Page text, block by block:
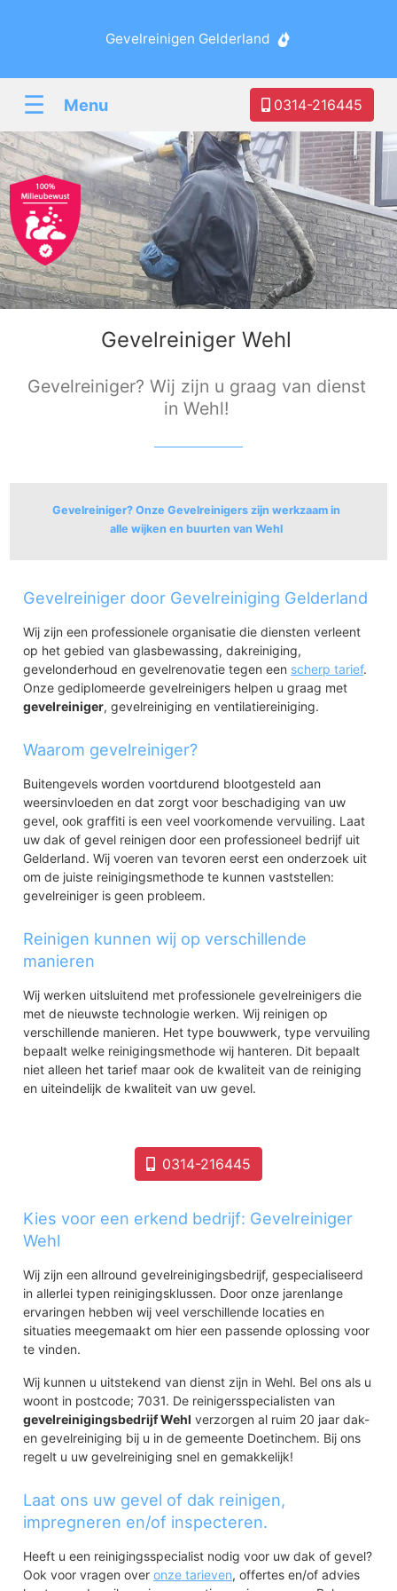
Gevelreinigen Gelderland
☰ Menu 0314-216445
Gevelreiniger Wehl
Gevelreiniger? Wij zijn u graag van dienst
in Wehl!
Gevelreiniger? Onze Gevelreinigers zijn werkzaam in
alle wijken en buurten van Wehl
Wehl-Centrum
Wehl-Zuidwest
Wehl-Zuidoost
Wehl-Oost
Wehl-Noordoost
Wehl-Noord
Nieuw-Wehl-Noordoost
A18 Bedrijvenpark
Gevelreiniger door Gevelreiniging Gelderland
Wij zijn een professionele organisatie die diensten verleent
op het gebied van glasbewassing, dakreiniging,
gevelonderhoud en gevelrenovatie tegen een scherp tarief.
Onze gediplomeerde gevelreinigers helpen u graag met
gevelreiniger, gevelreiniging en ventilatiereiniging.
Waarom gevelreiniger?
Buitengevels worden voortdurend blootgesteld aan
weersinvloeden en dat zorgt voor beschadiging van uw
gevel, ook graffiti is een veel voorkomende vervuiling. Laat
uw dak of gevel reinigen door een professioneel bedrijf uit
Gelderland. Wij voeren van tevoren eerst een onderzoek uit
om de juiste reinigingsmethode te kunnen vaststellen:
gevelreiniger is geen probleem.
Reinigen kunnen wij op verschillende
manieren
Wij werken uitsluitend met professionele gevelreinigers die
met de nieuwste technologie werken. Wij reinigen op
verschillende manieren. Het type bouwwerk, type vervuiling
bepaalt welke reinigingsmethode wij hanteren. Dit bepaalt
niet alleen het tarief maar ook de kwaliteit van de reiniging
en uiteindelijk de kwaliteit van uw gevel.
0314-216445
Kies voor een erkend bedrijf: Gevelreiniger
Wehl
Wij zijn een allround gevelreinigingsbedrijf, gespecialiseerd
in allerlei typen reinigingsklussen. Door onze jarenlange
ervaringen hebben wij veel verschillende locaties en
situaties meegemaakt om hier een passende oplossing voor
te vinden.
Wij kunnen u uitstekend van dienst zijn in Wehl. Bel ons als u
woont in postcode; 7031. De reinigersspecialisten van
gevelreinigingsbedrijf Wehl verzorgen al ruim 20 jaar dak-
en gevelreiniging bij u in de gemeente Doetinchem. Bij ons
regelt u uw gevelreiniging snel en gemakkelijk!
Laat ons uw gevel of dak reinigen,
impregneren en/of inspecteren.
Heeft u een reinigingsspecialist nodig voor uw dak of gevel?
Ook voor vragen overonze tarieven, offertes en/of advies